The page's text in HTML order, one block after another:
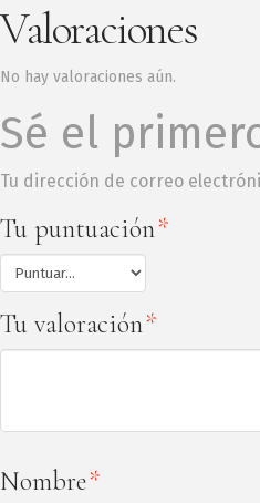
Valoraciones
No hay valoraciones aún.
Sé el
Tu dirección de correo
Tu puntuación*
Tu valoración*
Nombre*